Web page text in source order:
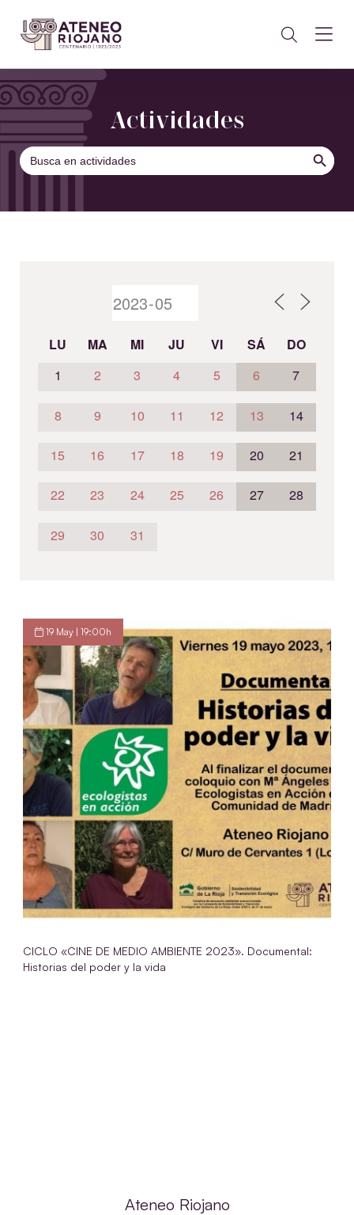
Actividades
Buscar: BOTÓN DE
LU MA MI JU VI SÁ
DO
1
2 3 4 5 6 7
8 9 10 11 12 13 14
15 16 17 18 19 20 21
22 23 24 25 26 27 28
29 30 31
19 May | 19:00h
CICLO «CINE DE MEDIO AMBIENTE 2023». Documental:
Historias del poder y la vida
Ateneo Riojano